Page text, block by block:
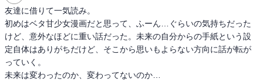
友達に借りて一気読み。
初めはベタ甘少女漫画だと思って、ふーん…ぐらいの気持ちだった
けど、意外なほどに重い話だった。未来の自分からの手紙という設
定自体はありがちだけど、そこから思いもよらない方向に話が転が
っていく。
未来は変わったのか、変わってないのか…